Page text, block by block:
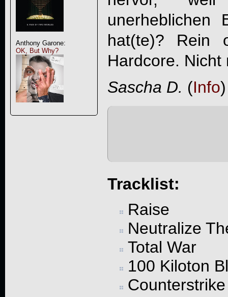
Anthony Garone:
OK, But Why?
unerheblichen
hat(te)? Rein
Hardcore. Nicht
Sascha D. (Info)
Tracklist:
Raise
Neutralize
Total War
100 Kiloton
Counterstrike